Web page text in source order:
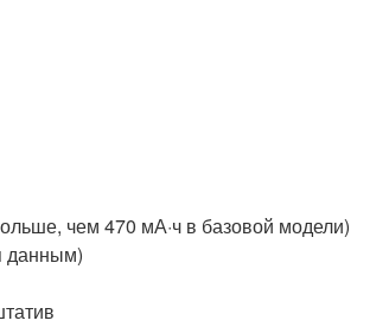
чем 470 мА·ч в базовой модели)
данным)